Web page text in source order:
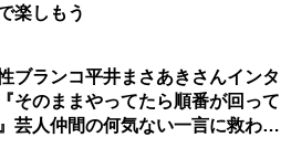
楽しもう
ブランコ平井まさあきさんインタ
そのままやってたら順番が回って
芸人仲間の何気ない一言に救われ